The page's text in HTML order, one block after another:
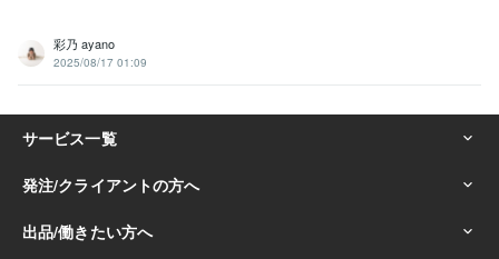
彩乃 ayano
2025/08/17 01:09